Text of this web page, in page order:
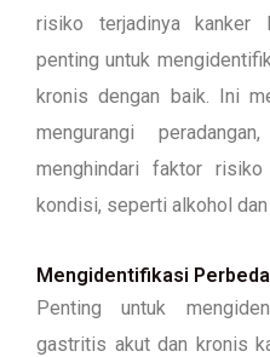
risiko terjadinya kanker
penting untuk
kronis dengan baik. Ini
mengurangi
menghindari faktor
kondisi, seperti alkohol dan
Mengidentifikasi
Penting untuk
gastritis akut dan kronis